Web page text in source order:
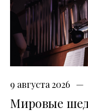
9 августа 2026
Мировые